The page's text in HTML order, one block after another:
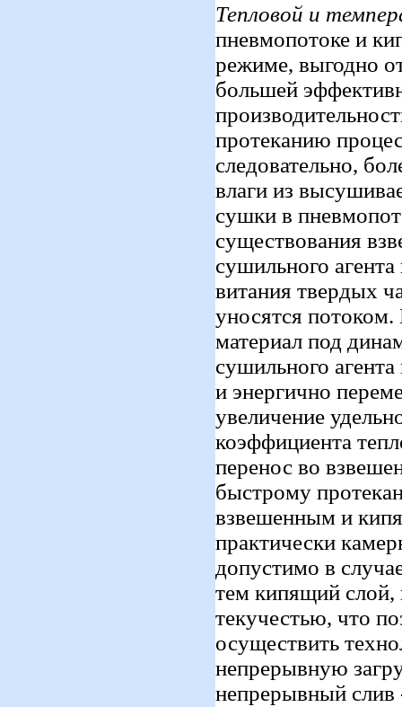
Тепловой и
пневмопотоке и
режиме, выгодно
большей
протеканию
следовательно,
влаги из
сушки в
существования
сушильного
витания твердых
уносятся
материал под
сушильного
и энергично
увеличение
коэффициента
перенос во
быстрому
взвешенным и
практически
допустимо в
тем кипящий слой,
текучестью, что
осуществить
непрерывную
непрерывный слив